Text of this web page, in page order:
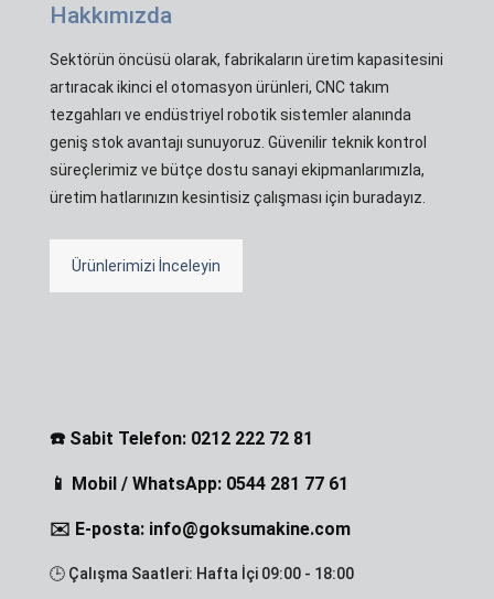
Hakkımızda
Sektörün öncüsü olarak, fabrikaların üretim kapasitesini
artıracak ikinci el otomasyon ürünleri, CNC takım
tezgahları ve endüstriyel robotik sistemler alanında
geniş stok avantajı sunuyoruz. Güvenilir teknik kontrol
süreçlerimiz ve bütçe dostu sanayi ekipmanlarımızla,
üretim hatlarınızın kesintisiz çalışması için buradayız.
Ürünlerimizi İnceleyin
☎️ Sabit Telefon: 0212 222 72 81
📱 Mobil / WhatsApp: 0544 281 77 61
✉️ E-posta: info@goksumakine.com
🕒 Çalışma Saatleri: Hafta İçi 09:00 - 18:00